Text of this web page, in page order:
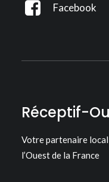
Facebook
Réceptif-
Votre partenaire
l’Ouest de la France